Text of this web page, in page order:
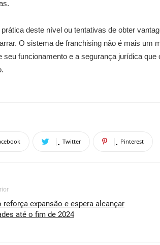
deste nível ou tentativas de obter
O sistema de franchising não é mais um
seu funcionamento e a segurança jurídica
Twitter Pinterest
reforça expansão e espera alcançar
até o fim de 2024